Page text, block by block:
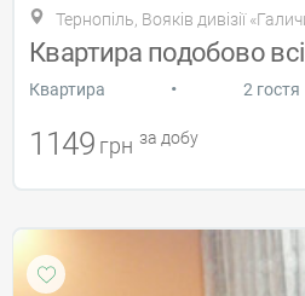
Тернопіль, Вояків дивізії
Квартира подобово
Квартира • 2 гостя
1149 грн за добу